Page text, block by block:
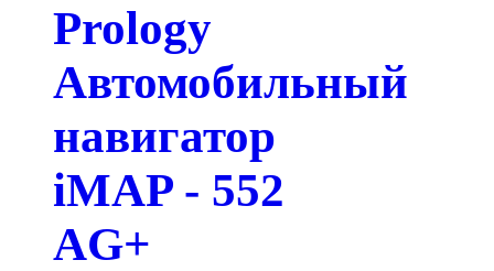
Prology
Автомобильный
навигатор
iMAP - 552
AG+